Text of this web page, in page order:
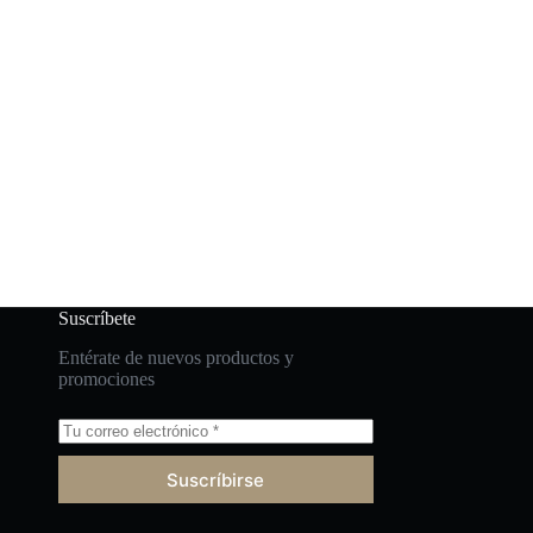
Suscríbete
Entérate de nuevos productos y
promociones
Suscríbirse